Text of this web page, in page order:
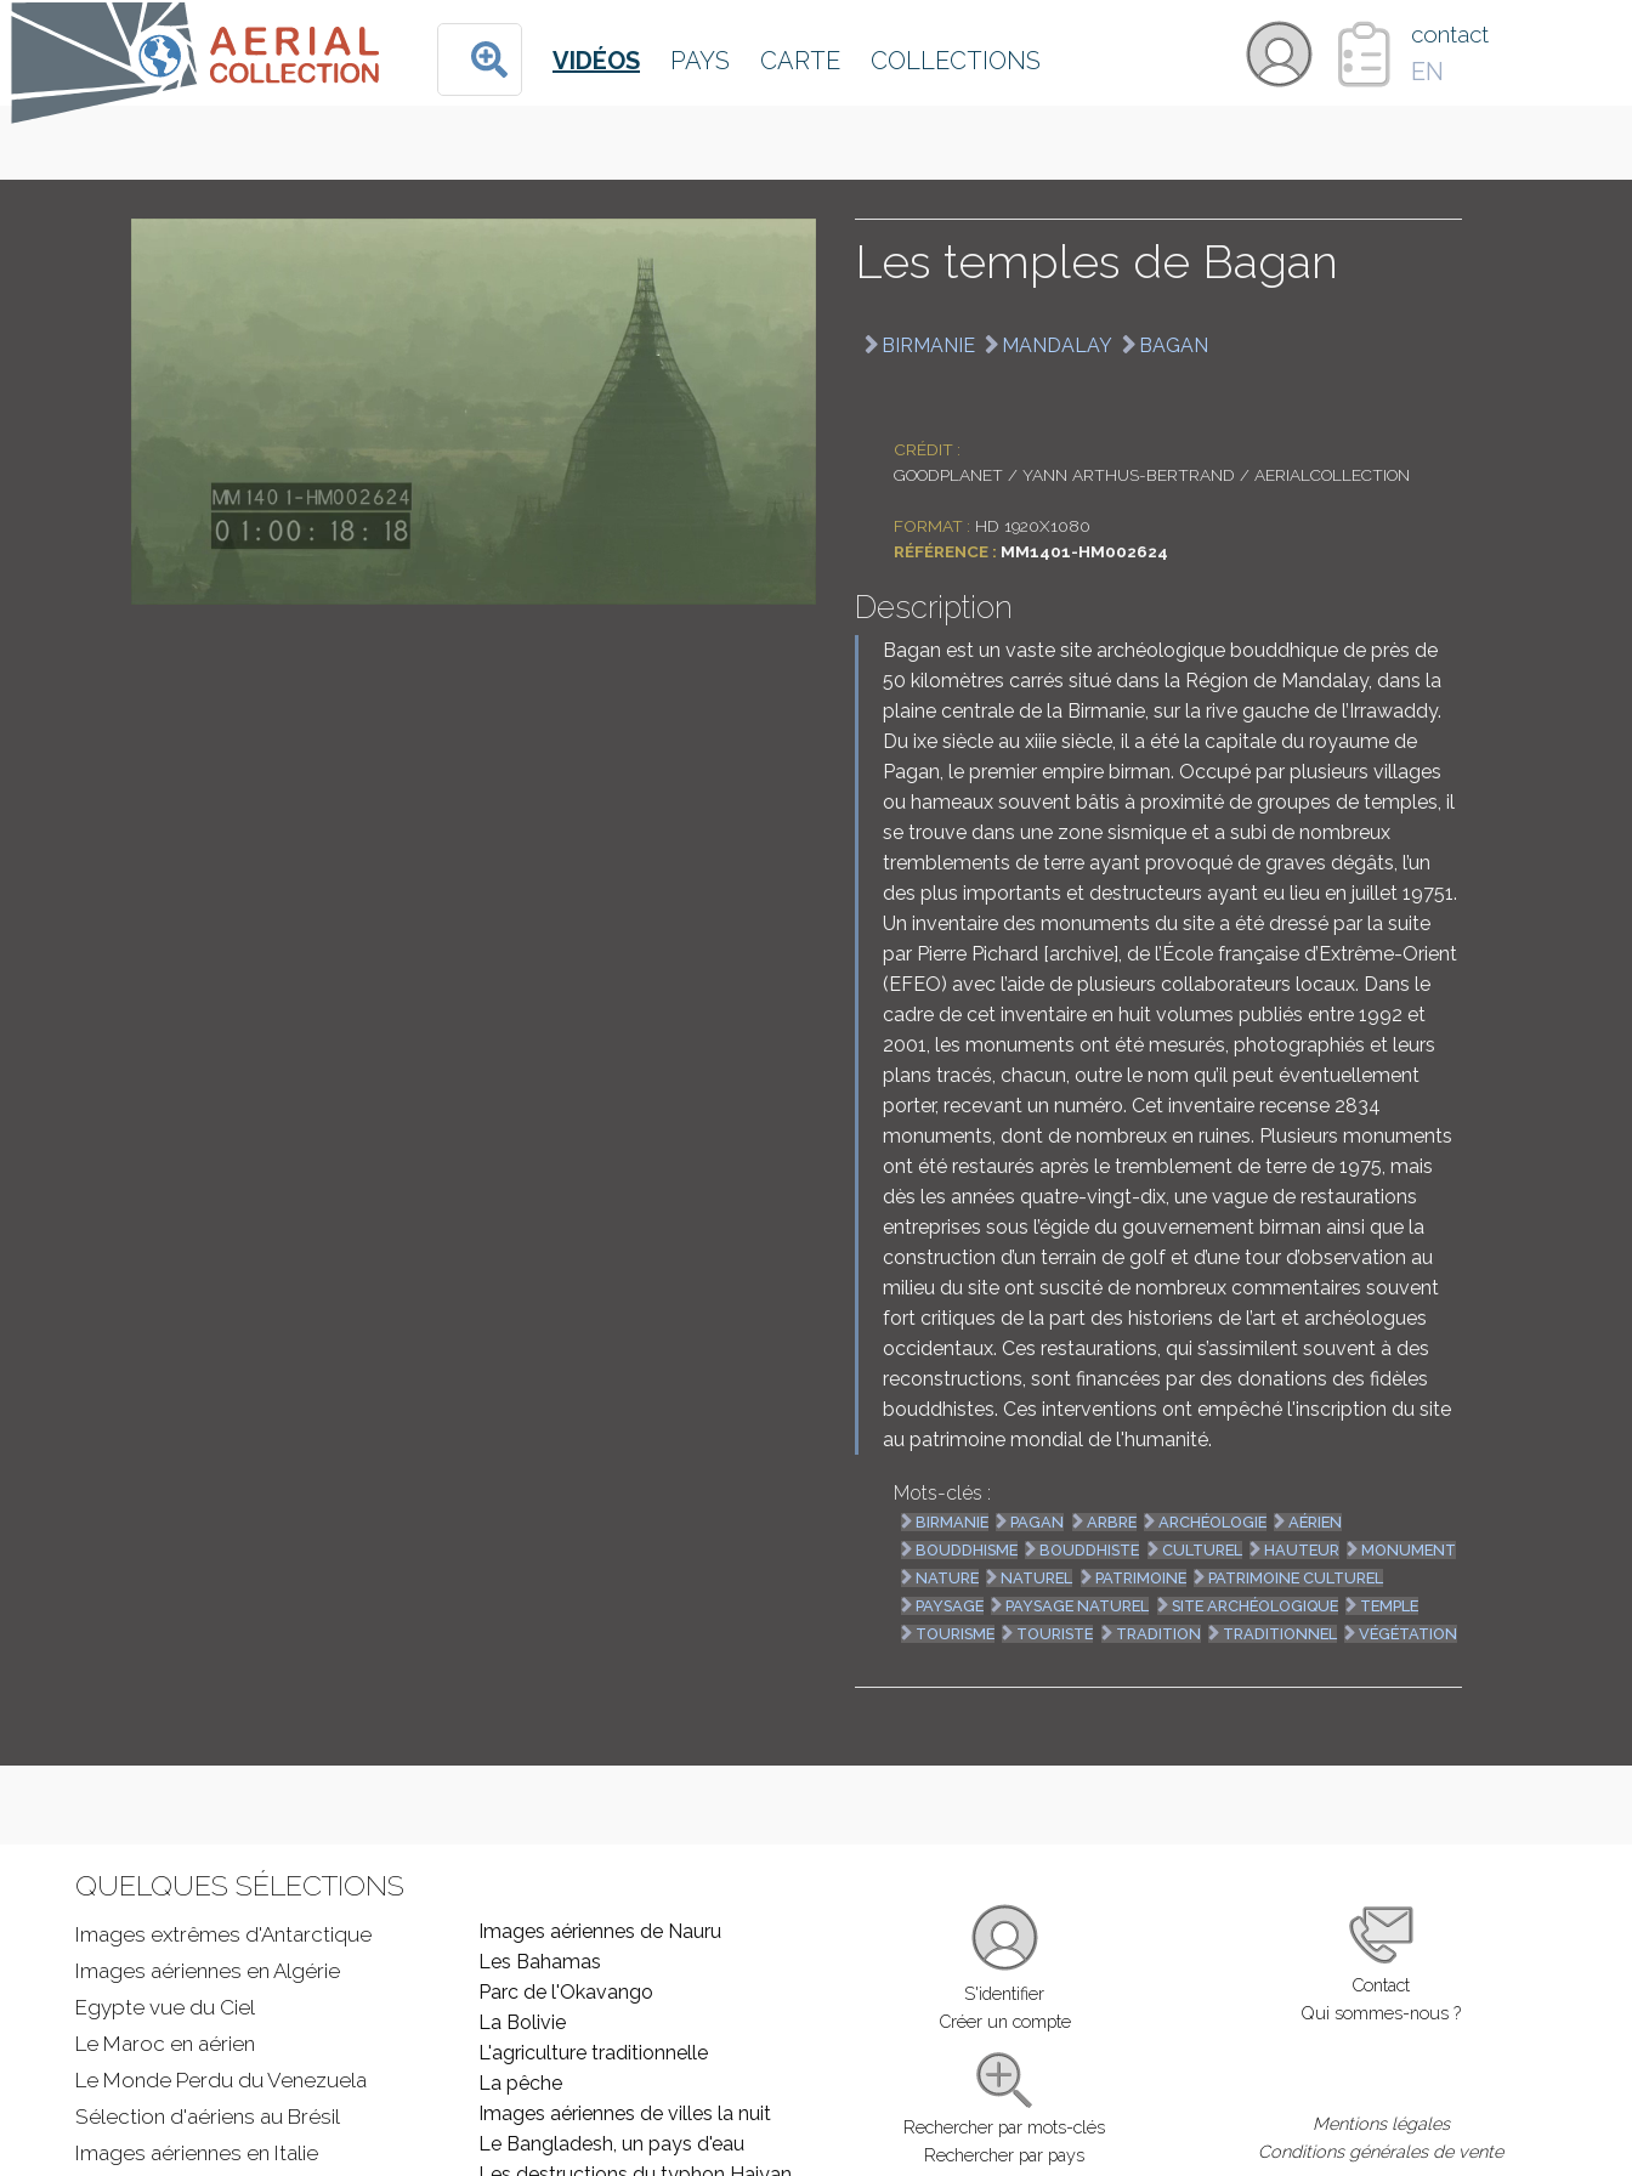
VIDÉOS PAYS CARTE COLLECTIONS
contact
EN
Les temples de Bagan
BIRMANIE MANDALAY BAGAN
CRÉDIT :
GOODPLANET / YANN ARTHUS-BERTRAND / AERIALCOLLECTION
FORMAT : HD 1920X1080
RÉFÉRENCE : MM1401-HM002624
Description
Bagan est un vaste site archéologique bouddhique de près de
50 kilomètres carrés situé dans la Région de Mandalay, dans la
plaine centrale de la Birmanie, sur la rive gauche de l’Irrawaddy.
Du ixe siècle au xiiie siècle, il a été la capitale du royaume de
Pagan, le premier empire birman. Occupé par plusieurs villages
ou hameaux souvent bâtis à proximité de groupes de temples, il
se trouve dans une zone sismique et a subi de nombreux
tremblements de terre ayant provoqué de graves dégâts, l’un
des plus importants et destructeurs ayant eu lieu en juillet 19751.
Un inventaire des monuments du site a été dressé par la suite
par Pierre Pichard [archive], de l’École française d’Extrême-Orient
(EFEO) avec l’aide de plusieurs collaborateurs locaux. Dans le
cadre de cet inventaire en huit volumes publiés entre 1992 et
2001, les monuments ont été mesurés, photographiés et leurs
plans tracés, chacun, outre le nom qu’il peut éventuellement
porter, recevant un numéro. Cet inventaire recense 2834
monuments, dont de nombreux en ruines. Plusieurs monuments
ont été restaurés après le tremblement de terre de 1975, mais
dès les années quatre-vingt-dix, une vague de restaurations
entreprises sous l’égide du gouvernement birman ainsi que la
construction d’un terrain de golf et d’une tour d’observation au
milieu du site ont suscité de nombreux commentaires souvent
fort critiques de la part des historiens de l’art et archéologues
occidentaux. Ces restaurations, qui s’assimilent souvent à des
reconstructions, sont financées par des donations des fidèles
bouddhistes. Ces interventions ont empêché l'inscription du site
au patrimoine mondial de l'humanité.
Mots-clés :
BIRMANIE PAGAN ARBRE ARCHÉOLOGIE
AÉRIEN
BOUDDHISME
BOUDDHISTE CULTUREL HAUTEUR
MONUMENT
NATURE
NATUREL PATRIMOINE
PATRIMOINE CULTUREL
PAYSAGE
PAYSAGE NATUREL SITE ARCHÉOLOGIQUE
TEMPLE
TOURISME
TOURISTE TRADITION TRADITIONNEL VÉGÉTATION
QUELQUES SÉLECTIONS
Images extrêmes d'Antarctique
Images aériennes en Algérie
Egypte vue du Ciel
Le Maroc en aérien
Le Monde Perdu du Venezuela
Sélection d'aériens au Brésil
Images aériennes en Italie
Images aériennes de Nauru
Les Bahamas
Parc de l'Okavango
La Bolivie
L'agriculture traditionnelle
La pêche
Images aériennes de villes la nuit
Le Bangladesh, un pays d'eau
S'identifier
Créer un compte
Rechercher par mots-clés
Rechercher par pays
Contact
Qui sommes-nous ?
Mentions légales
Conditions générales de vente